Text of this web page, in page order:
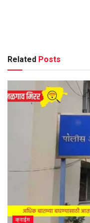
Related Posts
क्राईम